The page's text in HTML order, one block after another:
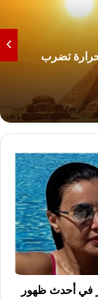
تضرب
في أحدث ظهور